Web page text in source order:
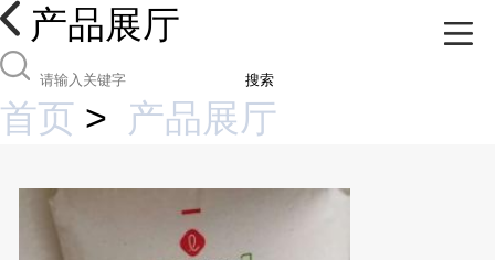
产品展厅
搜索
首页 > 产品展厅